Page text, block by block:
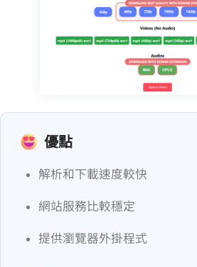
優點
解析和下載速度較快
網站服務比較穩定
提供瀏覽器外掛程式